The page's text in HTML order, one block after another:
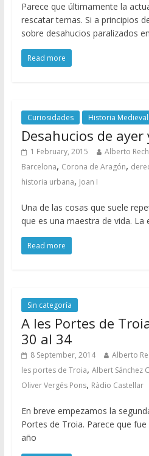
Parece que últimamente la
rescatar temas. Si a principios
sobre desahucios paralizados en
Read more
Curiosidades Historia Medieval
Desahucios de ayer
1 February, 2015 Alberto
Barcelona, Corona de Aragón,
historia urbana, Joan I
Una de las cosas que suele
que es una maestra de vida. La
Read more
Sin categoría
A les Portes de
30 al 34
8 September, 2014 Alberto
les portes de Troia, Albert Sánchez
Oliver Vergés Pons, Ràdio Castellar
En breve empezamos la
Portes de Troia. Parece que
año